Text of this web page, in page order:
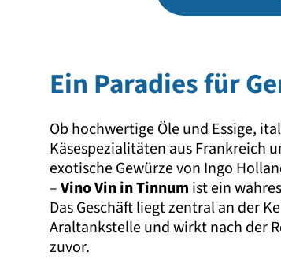
Ein Paradies für
Ob hochwertige Öle und Essige,
Käsespezialitäten aus Frankreich
exotische Gewürze von Ingo
–Vino Vin in Tinnum ist ein
Das Geschäft liegt zentral an der
Araltankstelle und wirkt nach der
zuvor.